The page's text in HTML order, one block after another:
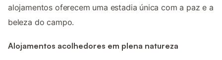
alojamentos oferecem uma estadia única com a paz e a
beleza do campo.
Alojamentos acolhedores em plena natureza